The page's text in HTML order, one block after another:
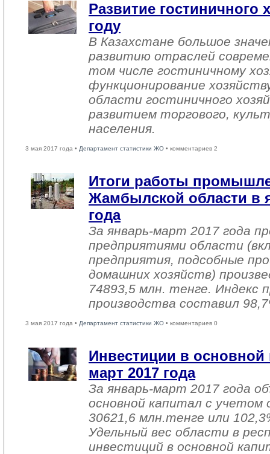
Развитие гостиничного
году
В Казахстане большое
развитию отраслей
том числе гостиничному
функционирование
области гостиничного
развитием торгового,
населения.
3 мая 2017 года • Департамент статистики ЖО • комментариев 2
Итоги работы
Жамбылской области в
года
За январь-март 2017 года
предприятиями области
предприятия, подсобные
домашних хозяйств)
74893,5 млн. тенге. Индекс
производства составил
3 мая 2017 года • Департамент статистики ЖО • комментариев 0
Инвестиции в основной
март 2017 года
За январь-март 2017 года
основной капитал с учетом
30621,6 млн.тенге или
Удельный вес области в
инвестиций в основной